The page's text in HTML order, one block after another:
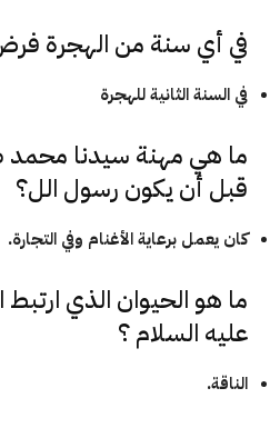
في أي سنة من الهجرة
في السنة الثانية للهجرة
ما هي مهنة سيدنا محمد
قبل أن يكون رسول الل؟
كان يعمل برعاية الأغنام وفي التجارة.
ما هو الحيوان الذي
عليه السلام ؟
الناقة.